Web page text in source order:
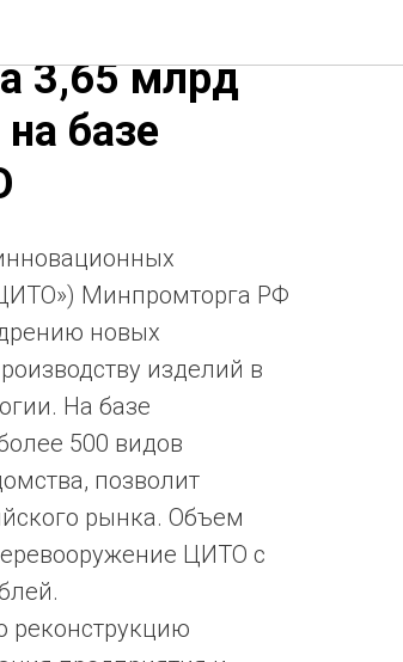
ортопедии
3,65 млрд
базе
Минпромторга РФ
новых
изделий в
На базе
500 видов
позволит
рынка. Объем
ЦИТО с
реконструкцию